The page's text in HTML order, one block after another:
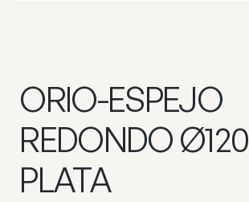
ORIO-ESPEJO
REDONDO Ø120
PLATA